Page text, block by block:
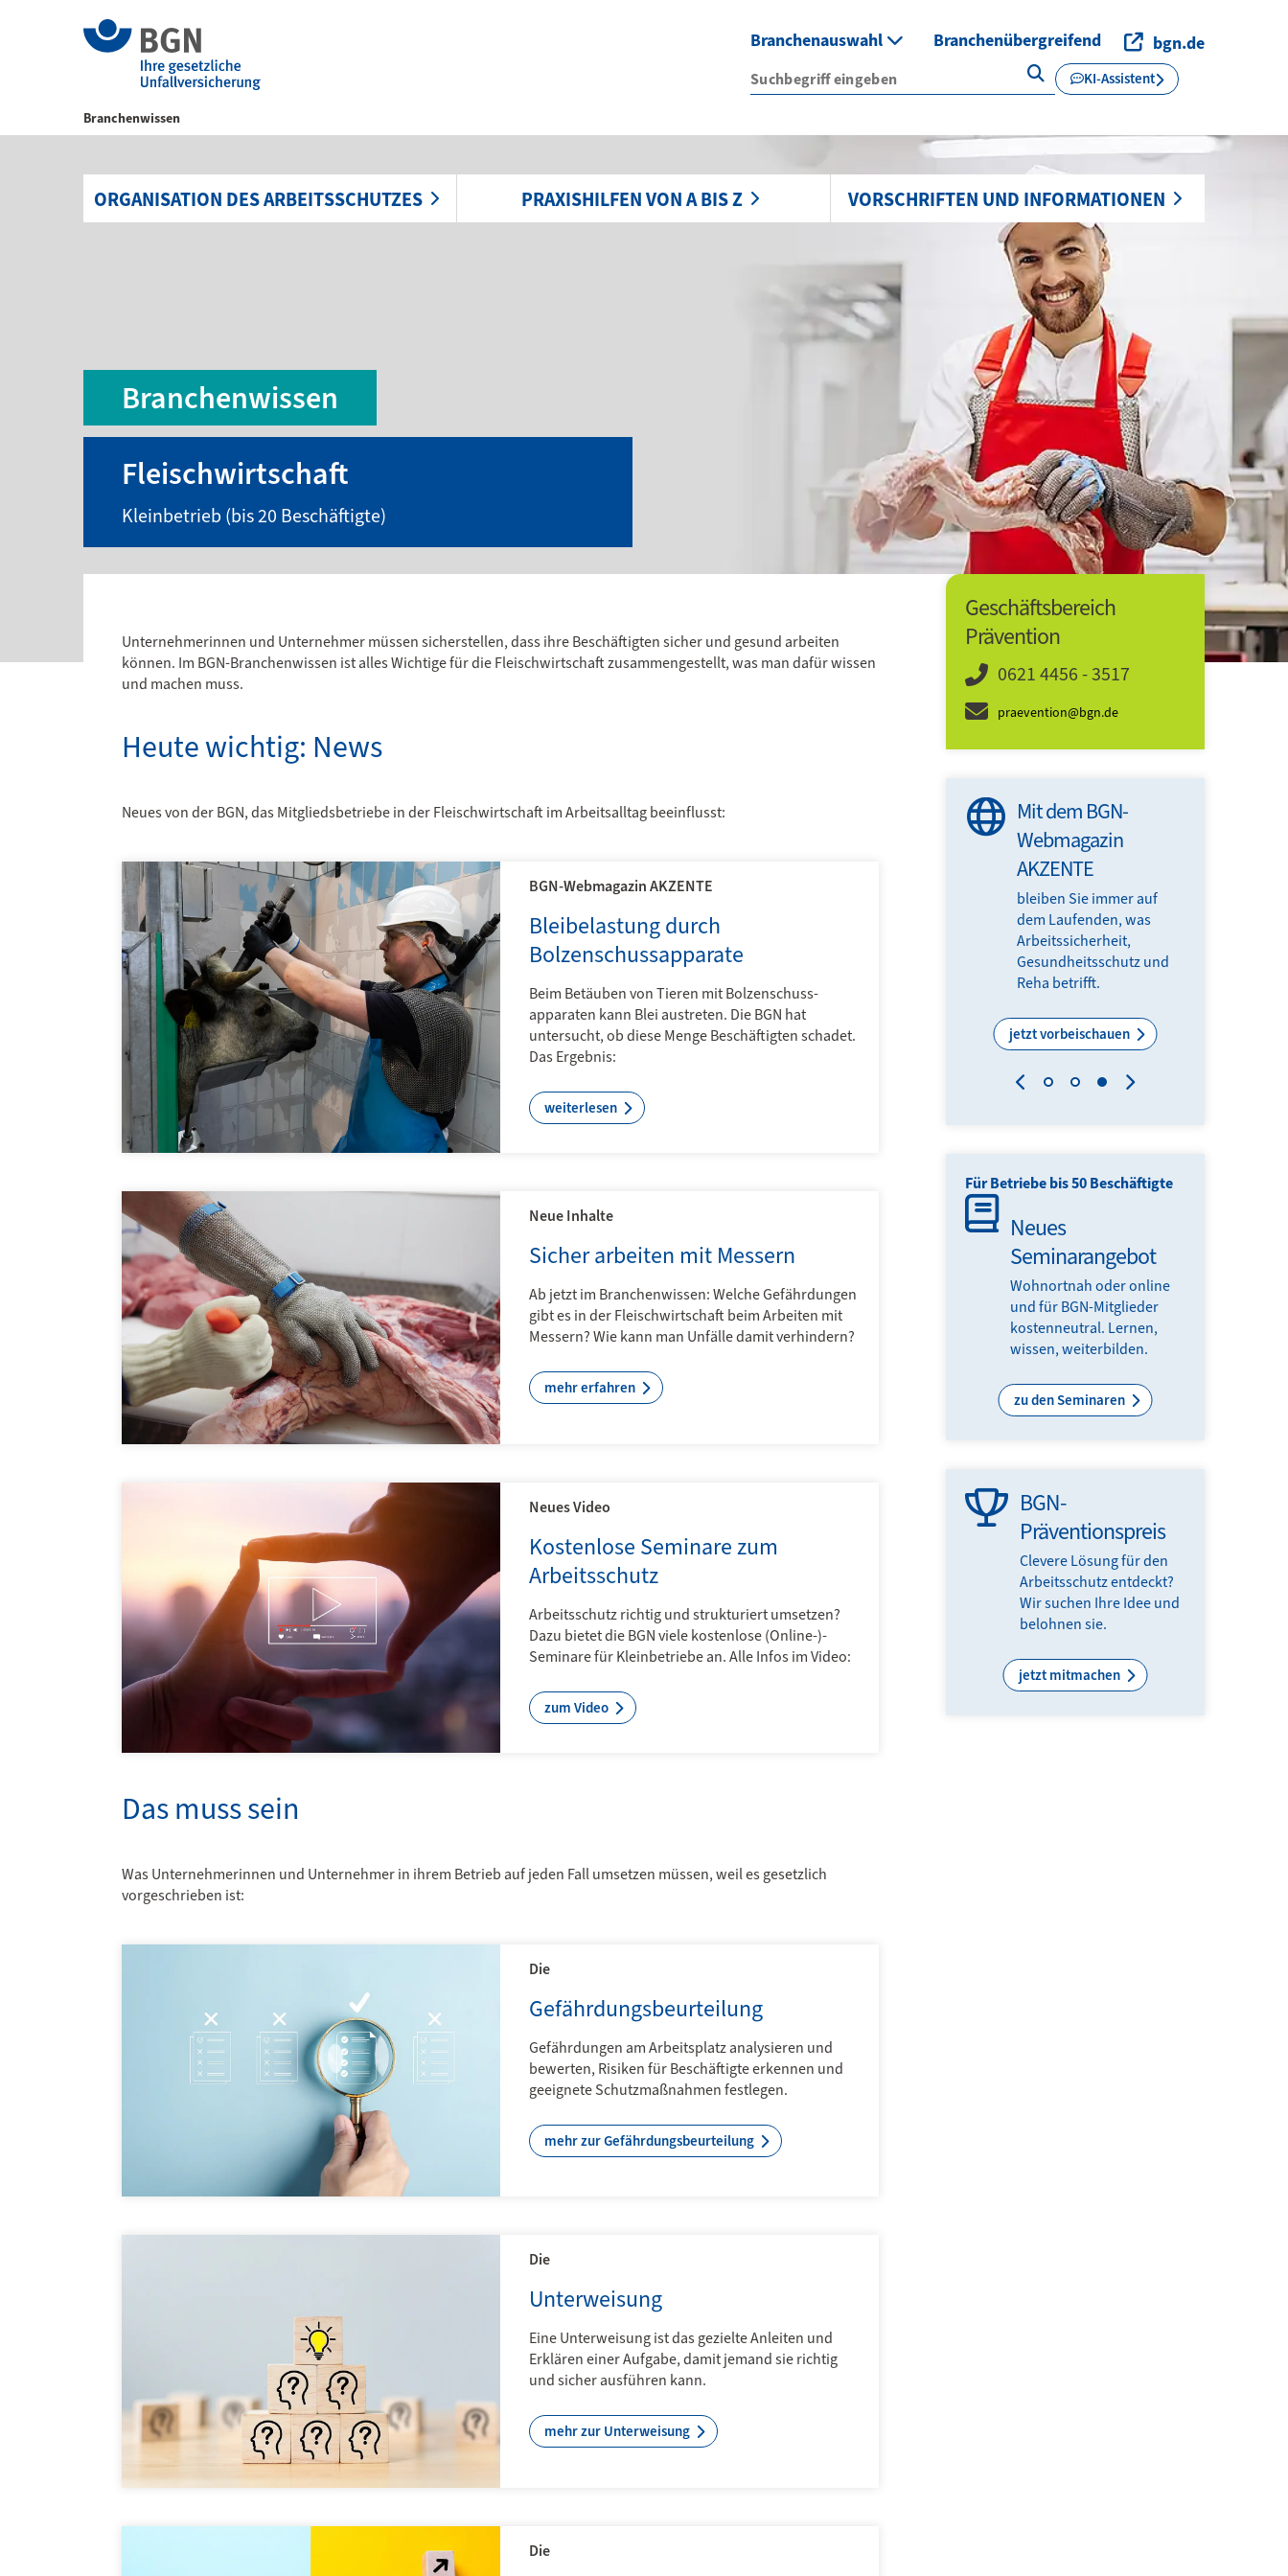
Branchenauswahl Branchenübergreifend bgn.de
KI-Assistent
ORGANISATION DES ARBEITSSCHUTZES PRAXISHILFEN VON A BIS Z VORSCHRIFTEN UND INFORMATIONEN
Branchenwissen
Branchenwissen
Fleischwirtschaft
Kleinbetrieb (bis 20 Beschäftigte)
Unternehmerinnen und Unternehmer müssen sicherstellen, dass ihre Beschäftigten sicher und gesund arbeiten
können. Im BGN-Branchenwissen ist alles Wichtige für die Fleischwirtschaft zusammengestellt, was man dafür wissen
und machen muss.
Heute wichtig: News
Neues von der BGN, das Mitgliedsbetriebe in der Fleischwirtschaft im Arbeitsalltag beeinflusst:
BGN-Webmagazin AKZENTE
Bleibelastung durch
Bolzenschussapparate
Beim Betäuben von Tieren mit Bolzen­schuss­
apparaten kann Blei austreten. Die BGN hat
untersucht, ob diese Menge Beschäftigten schadet.
Das Ergebnis:
weiterlesen
Neue Inhalte
Sicher arbeiten mit Messern
Ab jetzt im Branchenwissen: Welche Gefährdungen
gibt es in der Fleischwirtschaft beim Arbeiten mit
Messern? Wie kann man Unfälle damit verhindern?
mehr erfahren
Neues Video
Kostenlose Seminare zum
Arbeitsschutz
Arbeitsschutz richtig und strukturiert umsetzen?
Dazu bietet die BGN viele kostenlose (Online-)­
Seminare für Kleinbetriebe an. Alle Infos im Video:
zum Video
Das muss sein
Was Unternehmerinnen und Unternehmer in ihrem Betrieb auf jeden Fall umsetzen müssen, weil es gesetzlich
vorgeschrieben ist:
Die
Gefährdungsbeurteilung
Gefährdungen am Arbeitsplatz analysieren und
bewerten, Risiken für Beschäftigte erkennen und
geeignete Schutzmaßnahmen festlegen.
mehr zur Gefährdungsbeurteilung
Die
Unterweisung
Eine Unterweisung ist das gezielte Anleiten und
Erklären einer Aufgabe, damit jemand sie richtig
und sicher ausführen kann.
mehr zur Unterweisung
Die
Geschäftsbereich
Prävention
0621 4456 - 3517
praevention@bgn.de
Suche nach der
Beratung der Mitglieds­­
betriebe in allen Fragen
der Arbeits­sicherheit und
des Gesundheits­schutzes
zur AP-Suche
zu den Themen
Mit dem BGN-
Webmagazin
AKZENTE
bleiben Sie immer auf
dem Laufenden, was
Arbeitssicherheit,
Gesundheitsschutz und
Reha betrifft.
jetzt vorbeischauen
Für Betriebe bis 50 Beschäftigte
Neues
Seminarangebot
Wohnortnah oder online
und für BGN-Mitglieder
kostenneutral. Lernen,
wissen, weiterbilden.
zu den Seminaren
BGN-
Präventionspreis
Clevere Lösung für den
Arbeitsschutz entdeckt?
Wir suchen Ihre Idee und
belohnen sie.
jetzt mitmachen